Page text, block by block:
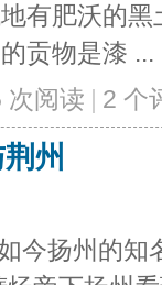
有肥沃的
贡物是漆 ...
次阅读 | 2 个
州
今扬州的